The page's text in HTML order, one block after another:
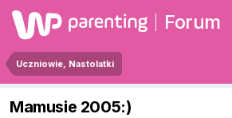
Forum
Uczniowie, Nastolatki
Mamusie 2005:)